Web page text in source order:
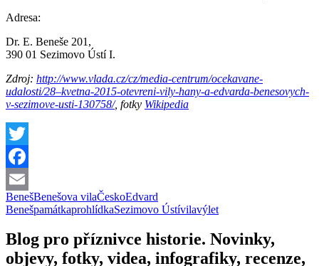
Adresa:
Dr. E. Beneše 201,
390 01 Sezimovo Ústí I.
Zdroj: http://www.vlada.cz/cz/media-centrum/ocekavane-
udalosti/28–kvetna-2015-otevreni-vily-hany-a-edvarda-benesovych-
v-sezimove-usti-130758/, fotky Wikipedia
Twitter
Facebook
Email
BenešBenešova vilaČeskoEdvard
BenešpamátkaprohlídkaSezimovo Ústívilavýlet
Blog pro příznivce historie. Novinky,
objevy, fotky, videa, infografiky, recenze,